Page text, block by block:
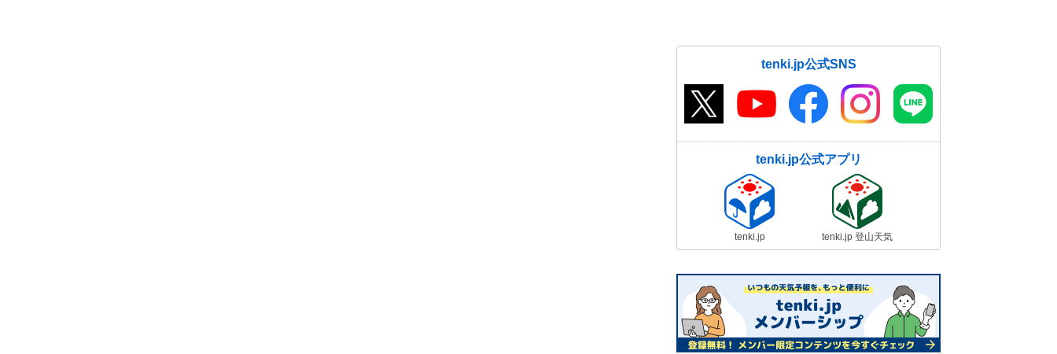
tenki.jp公式SNS
tenki.jp公式アプリ
tenki.jp tenki.jp 登山天気